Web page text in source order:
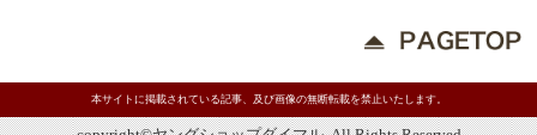
本サイトに掲載されている記事、及び画像の無断転載を禁止いたします。